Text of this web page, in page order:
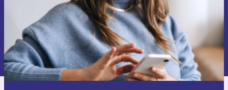
Richiedi codice sconto
Per maggiori informazioni sull’uso dei dati personali, visita la nostra
Normativa sulla privacy